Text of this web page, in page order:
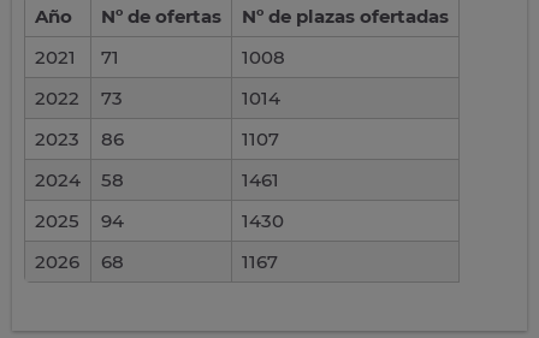
Año Nº de ofertas
Nº de plazas ofertadas
2021
71
1008
2022
73
1014
2023
86
1107
2024
58
1461
2025
94
1430
2026
68 1167